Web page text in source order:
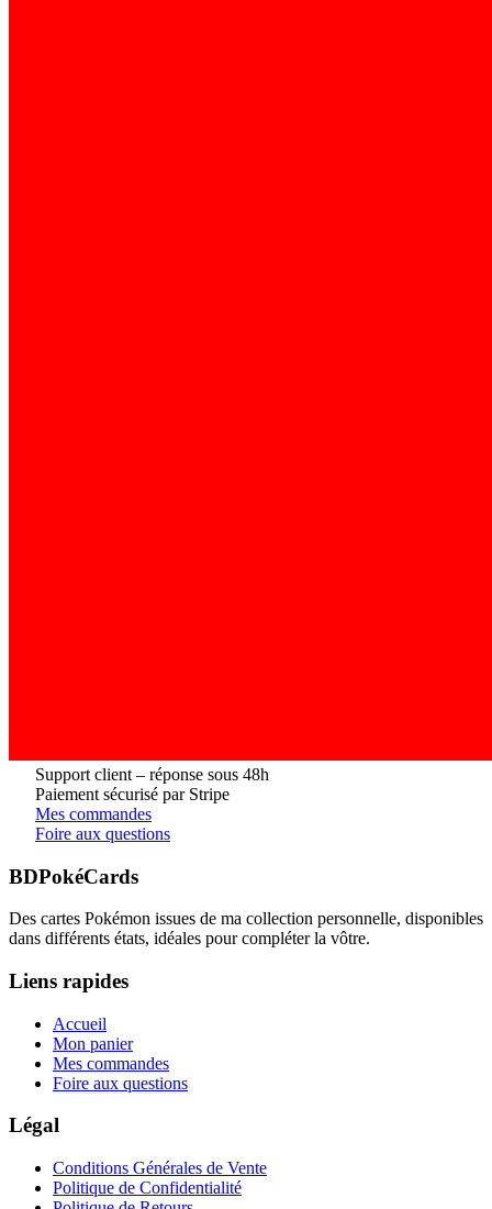
Support client – réponse sous 48h
Paiement sécurisé par Stripe
Mes commandes
Foire aux questions
BDPokéCards
Des cartes Pokémon issues de ma collection personnelle, disponibles
dans différents états, idéales pour compléter la vôtre.
Liens rapides
Accueil
Mon panier
Mes commandes
Foire aux questions
Légal
Conditions Générales de Vente
Politique de Confidentialité